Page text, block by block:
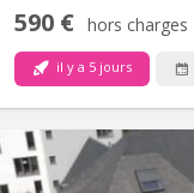
590 € hors charges
il y a 5 jours